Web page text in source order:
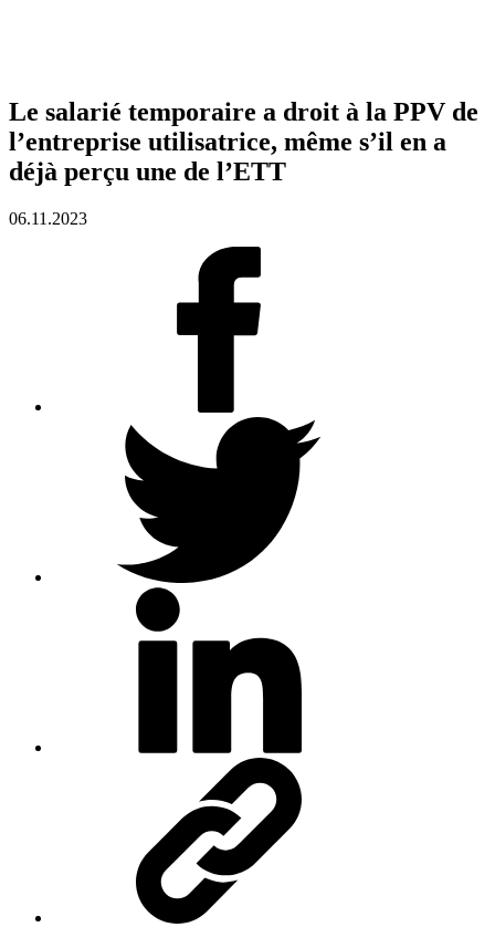
Le salarié temporaire a droit à la PPV de
l’entreprise utilisatrice, même s’il en a
déjà perçu une de l’ETT
06.11.2023